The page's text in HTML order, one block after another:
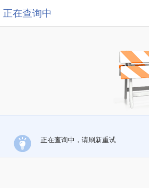
正在查询中
正在查询中，请刷新重试